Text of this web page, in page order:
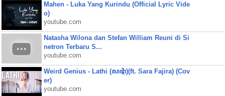
Mahen - Luka Yang Kurindu (Official Lyric Vide
o)
youtube.com
Natasha Wilona dan Stefan William Reuni di Si
netron Terbaru S...
youtube.com
Weird Genius - Lathi (ꦭꦛꦶ)(ft. Sara Fajira) (Cov
er)
youtube.com